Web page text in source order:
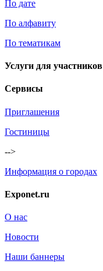
По дате
По алфавиту
По тематикам
Услуги для участников
Сервисы
Приглашения
Гостиницы
-->
Информация о городах
Exponet.ru
О нас
Новости
Наши баннеры